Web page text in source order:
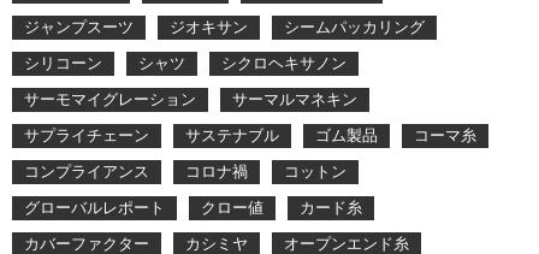
ジャンプスーツ
ジオキサン
シームパッカリング
シリコーン
シャツ
シクロヘキサノン
サーモマイグレーション
サーマルマネキン
サプライチェーン
サステナブル ゴム製品
コーマ糸
コンプライアンス
コロナ禍
コットン
グローバルレポート
クロー値
カード糸
カバーファクター
カシミヤ
オープンエンド糸